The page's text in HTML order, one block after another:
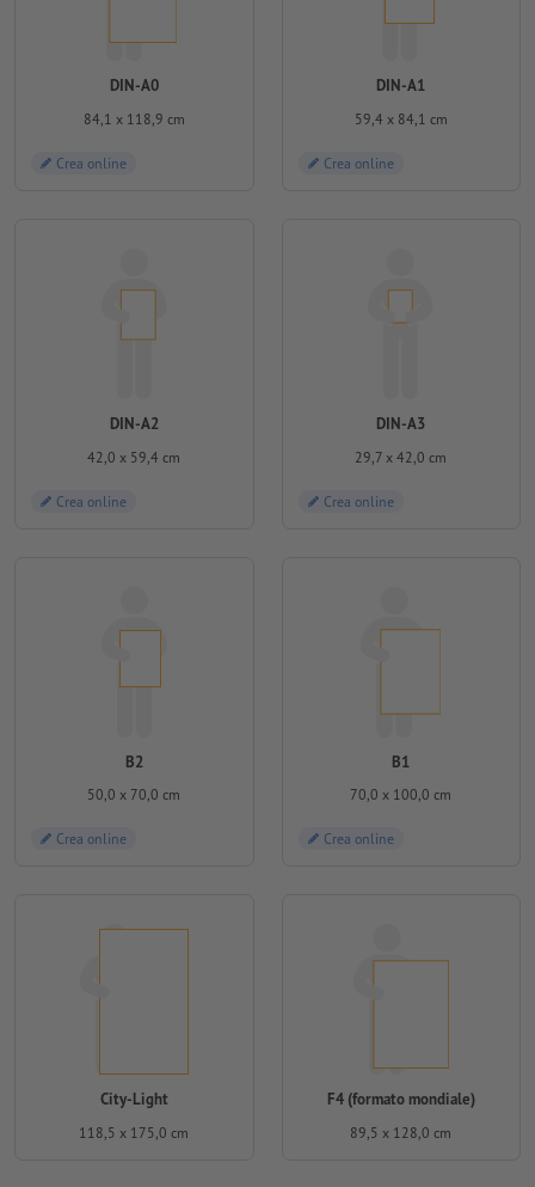
DIN-A0
84,1 x 118,9 cm
Crea online
DIN-A1
59,4 x 84,1 cm
Crea online
DIN-A2
42,0 x 59,4 cm
Crea online
DIN-A3
29,7 x 42,0 cm
Crea online
B2
50,0 x 70,0 cm
Crea online
B1
70,0 x 100,0 cm
Crea online
City-Light
118,5 x 175,0 cm
F4 (formato mondiale)
89,5 x 128,0 cm